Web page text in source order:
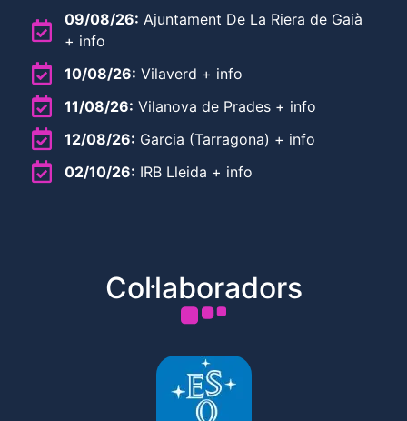
09/08/26: Ajuntament De La Riera de Gaià
+ info
10/08/26: Vilaverd + info
11/08/26: Vilanova de Prades + info
12/08/26: Garcia (Tarragona) + info
02/10/26: IRB Lleida + info
Col·laboradors